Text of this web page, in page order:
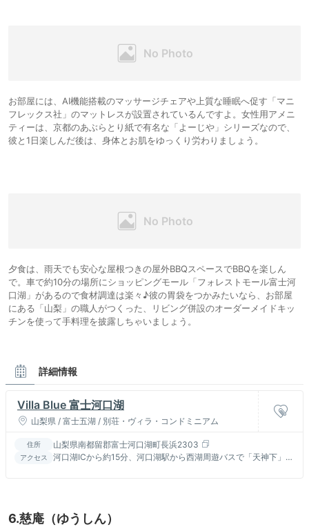
お部屋には、AI機能搭載のマッサージチェアや上質な睡眠へ促す「マニ
フレックス社」のマットレスが設置されているんですよ。女性用アメニ
ティーは、京都のあぶらとり紙で有名な「よーじや」シリーズなので、
彼と1日楽しんだ後は、身体とお肌をゆっくり労わりましょう。
夕食は、雨天でも安心な屋根つきの屋外BBQスペースでBBQを楽しん
で。車で約10分の場所にショッピングモール「フォレストモール富士河
口湖」があるので食材調達は楽々♪彼の胃袋をつかみたいなら、お部屋
にある「山梨」の職人がつくった、リビング併設のオーダーメイドキッ
チンを使って手料理を披露しちゃいましょう。
詳細情報
Villa Blue 富士河口湖
山梨県 / 富士五湖 / 別荘・ヴィラ・コンドミニアム
住所 山梨県南都留郡富士河口湖町長浜2303
アクセス
河口湖ICから約15分、河口湖駅から西湖周遊バスで「天神下」ま
6.慈庵（ゆうしん）